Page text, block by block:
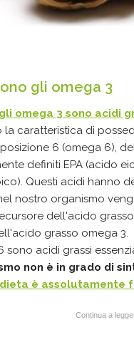
gli omega 3
gli omega 3 sono acidi
la caratteristica di
6 (omega 6),
definiti EPA (acido
Questi acidi hanno
nostro organismo
dell'acido
grasso omega 3.
sono acidi grassi
non è in grado di
è assolutamente
Continua a